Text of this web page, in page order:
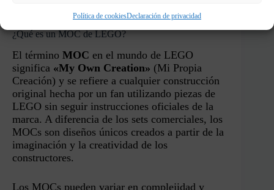
Política de cookiesDeclaración de privacidad
¿Qué es un MOC de LEGO?
El término MOC en el mundo de LEGO
significa «My Own Creation» (Mi Propia
Creación) y se refiere a cualquier construcción
original hecha por un fan utilizando piezas de
LEGO sin seguir instrucciones oficiales de la
marca. A diferencia de los sets comerciales, los
MOCs son diseños únicos creados a partir de la
imaginación y la creatividad de los
constructores.
Los MOCs pueden variar en complejidad y